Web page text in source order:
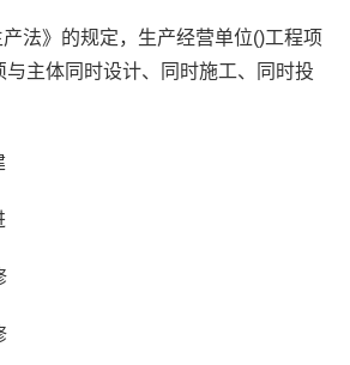
法》的规定，生产经营单位()工程项
与主体同时设计、同时施工、同时投